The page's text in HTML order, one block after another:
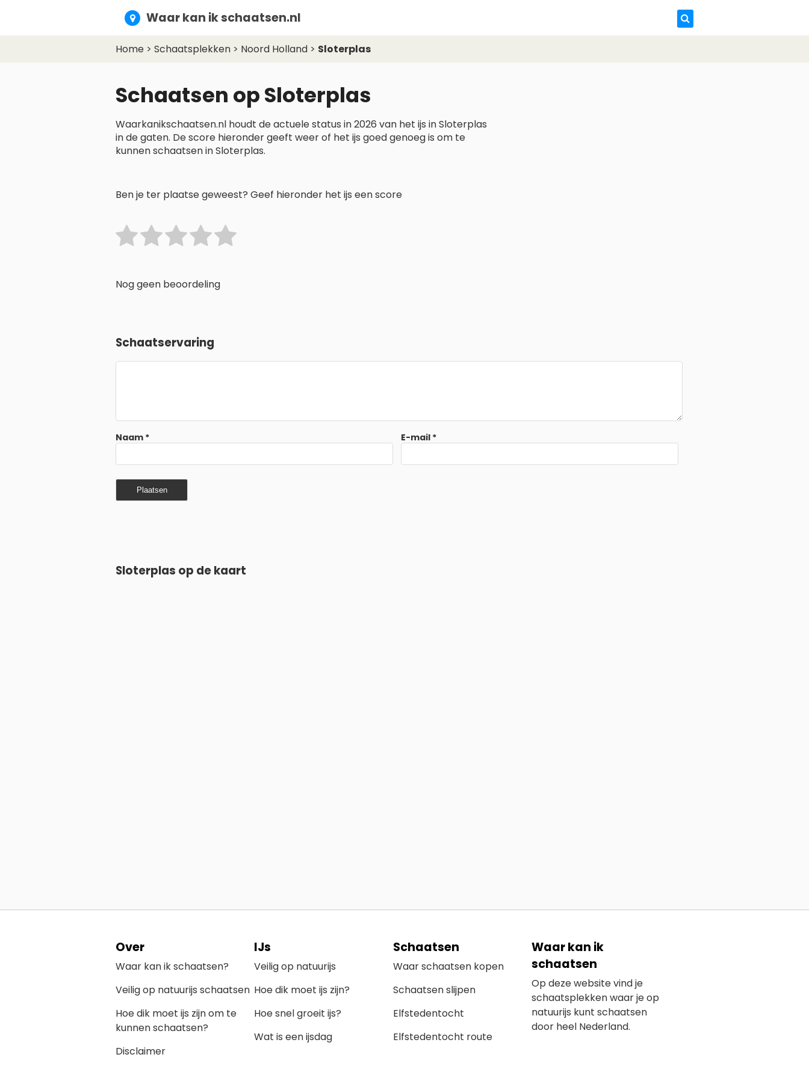
Waar kan ik schaatsen.nl
Home > Schaatsplekken > Noord Holland > Sloterplas
Schaatsen op Sloterplas
Waarkanikschaatsen.nl houdt de actuele status in 2026 van het ijs in Sloterplas
in de gaten. De score hieronder geeft weer of het ijs goed genoeg is om te
kunnen schaatsen in Sloterplas.
Ben je ter plaatse geweest? Geef hieronder het ijs een score
Nog geen beoordeling
Schaatservaring
Naam * E-mail *
Sloterplas op de kaart
Over
Waar kan ik schaatsen?
Veilig op natuurijs schaatsen
Hoe dik moet ijs zijn om te
kunnen schaatsen?
Disclaimer
IJs
Veilig op natuurijs
Hoe dik moet ijs zijn?
Hoe snel groeit ijs?
Wat is een ijsdag
Schaatsen
Waar schaatsen kopen
Schaatsen slijpen
Elfstedentocht
Elfstedentocht route
Waar kan ik
schaatsen
Op deze website vind je
schaatsplekken waar je op
natuurijs kunt schaatsen
door heel Nederland.